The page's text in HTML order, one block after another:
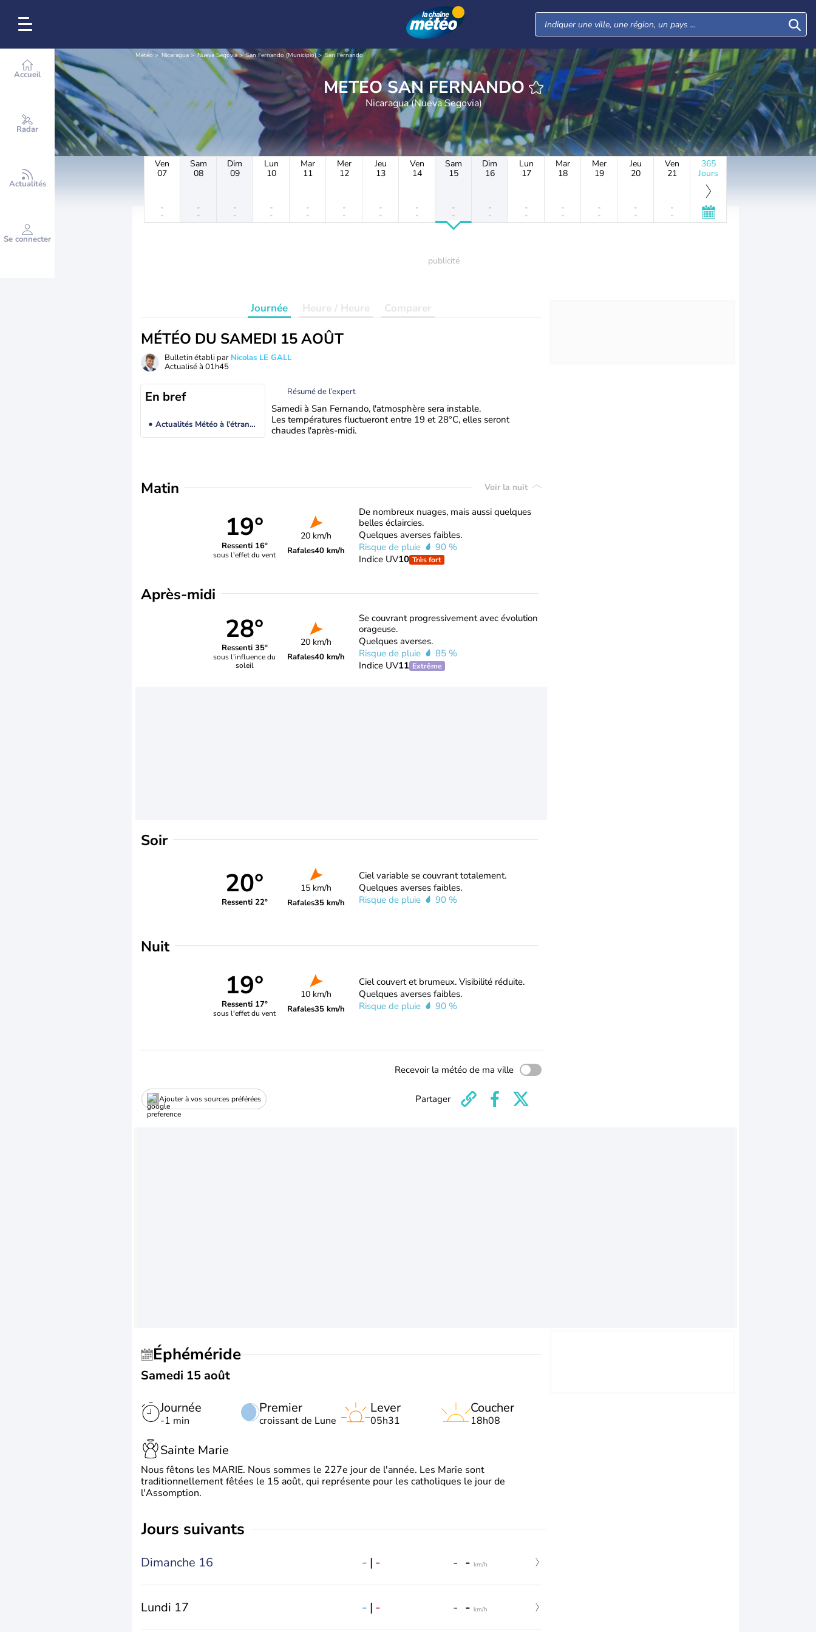
Accueil
Radar
Actualités
Se connecter
Météo Nicaragua Nueva Segovia San Fernando (Municipio) San Fernando
METEO SAN FERNANDO
Nicaragua (Nueva Segovia)
Ven
07
-
-
Sam
08
-
-
Dim
09
-
-
Lun
10
-
-
Mar
11
-
-
Mer
12
-
-
Jeu
13
-
-
Ven
14
-
-
Sam
15
-
-
Dim
16
-
-
Lun
17
-
-
Mar
18
-
-
Mer
19
-
-
Jeu
20
-
-
Ven
21
-
-
365
Jours
Journée Heure / Heure Comparer
MÉTÉO DU SAMEDI 15 AOÛT
Bulletin établi par Nicolas LE GALL
Actualisé à 01h45
En bref
Actualités Météo à l'étranger
Résumé de l’expert
Samedi à San Fernando, l'atmosphère sera instable.
Les températures fluctueront entre 19 et 28°C, elles seront
chaudes l'après-midi.
Matin Voir la nuit
19°
Ressenti 16°
sous l'effet du vent
20 km/h
Rafales40 km/h
De nombreux nuages, mais aussi quelques
belles éclaircies.
Quelques averses faibles.
Risque de pluie
90 %
Indice UV10 Très fort
Après-midi
28°
Ressenti 35°
sous l’influence du
soleil
20 km/h
Rafales40 km/h
Se couvrant progressivement avec évolution
orageuse.
Quelques averses.
Risque de pluie
85 %
Indice UV11 Extrême
Soir
20°
Ressenti 22°
15 km/h
Rafales35 km/h
Ciel variable se couvrant totalement.
Quelques averses faibles.
Risque de pluie
90 %
Nuit
19°
Ressenti 17°
sous l'effet du vent
10 km/h
Rafales35 km/h
Ciel couvert et brumeux. Visibilité réduite.
Quelques averses faibles.
Risque de pluie
90 %
Recevoir la météo de ma ville
Ajouter à vos sources préférées Partager
Éphéméride
Samedi 15 août
Journée
-1 min
Premier
croissant de Lune
Lever
05h31
Coucher
18h08
Sainte Marie
Nous fêtons les MARIE. Nous sommes le 227e jour de l'année. Les Marie sont
traditionnellement fêtées le 15 août, qui représente pour les catholiques le jour de
l'Assomption.
jours suivants
Dimanche 16 - | - - - km/h
Lundi 17 - | - - - km/h